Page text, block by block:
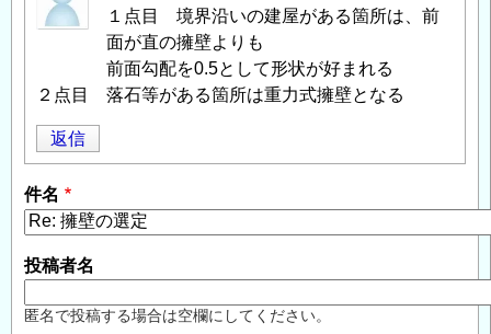
１点目 境界沿いの建屋がある箇所は、前
面が直の擁壁よりも
前面勾配を0.5として形状が好まれる
２点目 落石等がある箇所は重力式擁壁となる
返信
件名
投稿者名
匿名で投稿する場合は空欄にしてください。